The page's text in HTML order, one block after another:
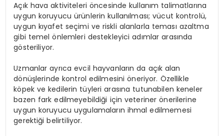
Açık hava aktiviteleri öncesinde kullanım talimatlarına
uygun koruyucu ürünlerin kullanılması; vücut kontrolü,
uygun kıyafet seçimi ve riskli alanlarla teması azaltma
gibi temel önlemleri destekleyici adımlar arasında
gösteriliyor.
Uzmanlar ayrıca evcil hayvanların da açık alan
dönüşlerinde kontrol edilmesini öneriyor. Özellikle
köpek ve kedilerin tüyleri arasına tutunabilen keneler
bazen fark edilmeyebildiği için veteriner önerilerine
uygun koruyucu uygulamaların ihmal edilmemesi
gerektiği belirtiliyor.